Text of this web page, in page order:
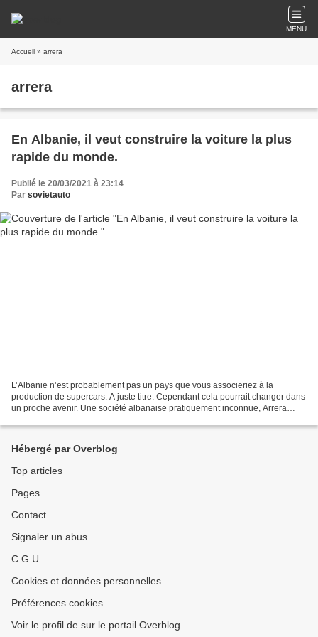
MENU
Accueil » arrera
arrera
En Albanie, il veut construire la voiture la plus
rapide du monde.
Publié le 20/03/2021 à 23:14
Par sovietauto
L’Albanie n’est probablement pas un pays que vous associeriez à la
production de supercars. A juste titre. Cependant cela pourrait changer dans
un proche avenir. Une société albanaise pratiquement inconnue, Arrera
Hébergé par Overblog
Top articles
Pages
Contact
Signaler un abus
C.G.U.
Cookies et données personnelles
Préférences cookies
Voir le profil de sur le portail Overblog